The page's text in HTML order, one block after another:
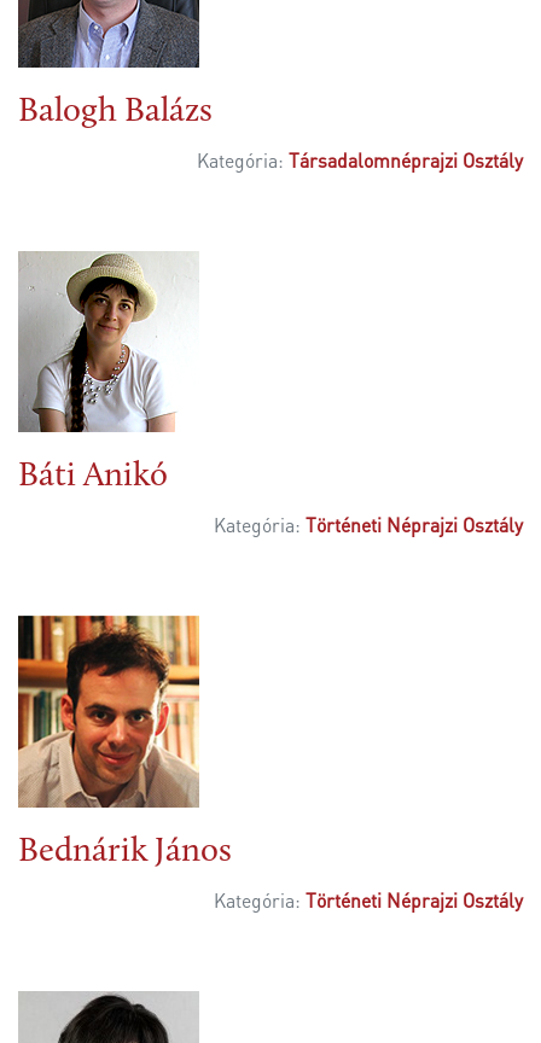
Balogh Balázs
Kategória: Társadalomnéprajzi Osztály
Báti Anikó
Kategória: Történeti Néprajzi Osztály
Bednárik János
Kategória: Történeti Néprajzi Osztály